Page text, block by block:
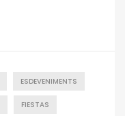
ESDEVENIMENTS
FIESTAS